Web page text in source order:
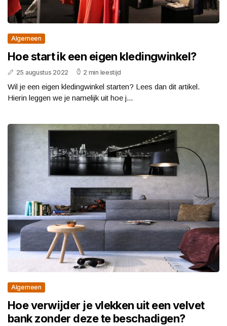
Algemeen
Hoe start ik een eigen kledingwinkel?
25 augustus 2022 2 min leestijd
Wil je een eigen kledingwinkel starten? Lees dan dit artikel.
Hierin leggen we je namelijk uit hoe j...
Algemeen
Hoe verwijder je vlekken uit een velvet
bank zonder deze te beschadigen?